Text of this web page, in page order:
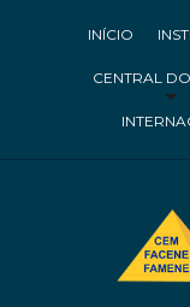
INÍCIO
CENTRAL